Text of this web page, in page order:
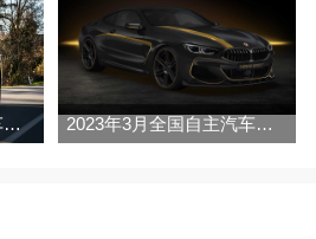
2023年3月全国合资汽车品牌销量排行榜完整版 2023年3月全国自主汽车品牌销量排行榜完整版